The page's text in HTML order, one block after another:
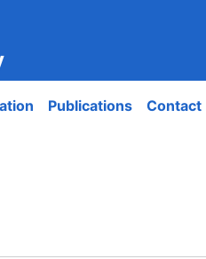
Publications Contact